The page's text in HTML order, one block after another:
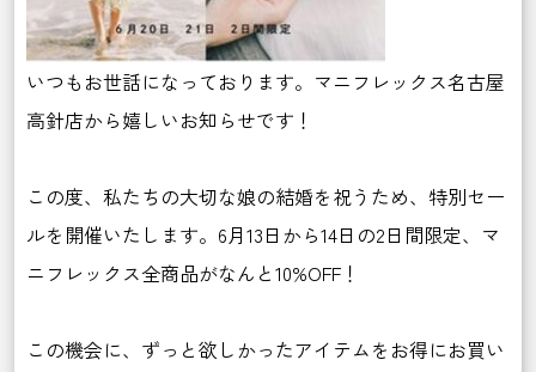
いつもお世話になっております。マニフレックス名古屋
高針店から嬉しいお知らせです！
この度、私たちの大切な娘の結婚を祝うため、特別セー
ルを開催いたします。6月13日から14日の2日間限定、マ
ニフレックス全商品がなんと10%OFF！
この機会に、ずっと欲しかったアイテムをお得にお買い